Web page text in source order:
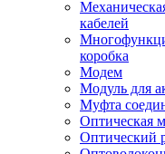
кабелей
коробка
Модем
Модуль для
Муфта
Оптическая
Оптический